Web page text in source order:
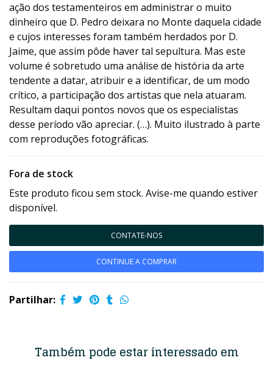
ação dos testamenteiros em administrar o muito
dinheiro que D. Pedro deixara no Monte daquela cidade
e cujos interesses foram também herdados por D.
Jaime, que assim pôde haver tal sepultura. Mas este
volume é sobretudo uma análise de história da arte
tendente a datar, atribuir e a identificar, de um modo
crítico, a participação dos artistas que nela atuaram.
Resultam daqui pontos novos que os especialistas
desse período vão apreciar. (…). Muito ilustrado à parte
com reproduções fotográficas.
Fora de stock
Este produto ficou sem stock. Avise-me quando estiver
disponível.
CONTATE-NOS
CONTINUE A COMPRAR
Partilhar:
Também pode estar interessado em